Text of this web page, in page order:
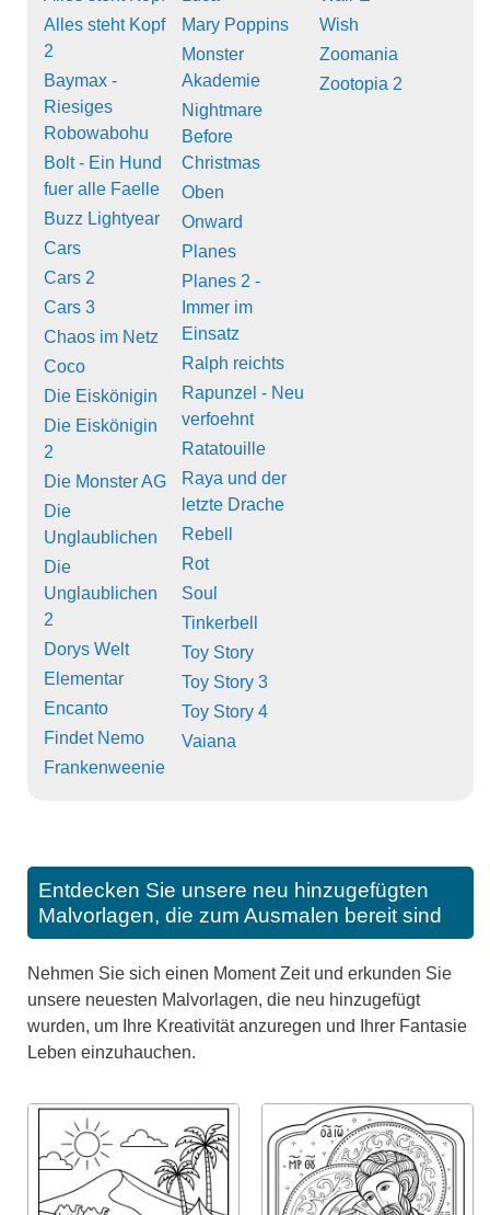
Alles steht Kopf
2
Baymax -
Riesiges
Robowabohu
Bolt - Ein Hund
fuer alle Faelle
Buzz Lightyear
Cars
Cars 2
Cars 3
Chaos im Netz
Coco
Die Eiskönigin
Die Eiskönigin
2
Die Monster AG
Die
Unglaublichen
Die
Unglaublichen
2
Dorys Welt
Elementar
Encanto
Findet Nemo
Frankenweenie
Mary Poppins
Monster
Akademie
Nightmare
Before
Christmas
Oben
Onward
Planes
Planes 2 -
Immer im
Einsatz
Ralph reichts
Rapunzel - Neu
verfoehnt
Ratatouille
Raya und der
letzte Drache
Rebell
Rot
Soul
Tinkerbell
Toy Story
Toy Story 3
Toy Story 4
Vaiana
Wish
Zoomania
Zootopia 2
Entdecken Sie unsere neu hinzugefügten
Malvorlagen, die zum Ausmalen bereit sind
Nehmen Sie sich einen Moment Zeit und erkunden Sie
unsere neuesten Malvorlagen, die neu hinzugefügt
wurden, um Ihre Kreativität anzuregen und Ihrer Fantasie
Leben einzuhauchen.